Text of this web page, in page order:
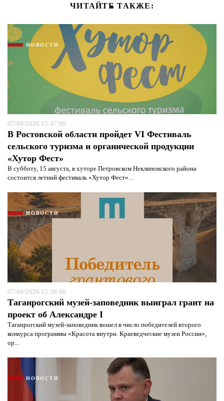
ЧИТАЙТЕ ТАКЖЕ:
НОВОСТИ
07/08/2026 12:47:00
В Ростовской области пройдет VI Фестиваль
сельского туризма и органической продукции
«Хутор Фест»
В субботу, 15 августа, в хуторе Петровском Неклиновского района
состоится летний фестиваль «Хутор Фест»...
НОВОСТИ
07/08/2026 12:38:00
Таганрогский музей-заповедник выиграл грант на
проект об Александре I
Таганрогский музей-заповедник вошел в число победителей второго
конкурса программы «Красота внутри. Краеведческие музеи России»,
ор...
НОВОСТИ